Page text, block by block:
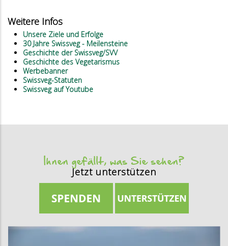
Weitere Infos
Unsere Ziele und Erfolge
30 Jahre Swissveg - Meilensteine
Geschichte der Swissveg/SVV
Geschichte des Vegetarismus
Werbebanner
Swissveg-Statuten
Swissveg auf Youtube
Ihnen gefällt, was Sie sehen?
Jetzt unterstützen